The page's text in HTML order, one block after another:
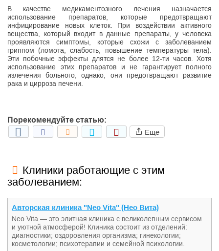
В качестве медикаментозного лечения назначается
использование препаратов, которые предотвращают
инфицирование новых клеток. При воздействии активного
вещества, который входит в данные препараты, у человека
проявляются симптомы, которые схожи с заболеванием
гриппом (ломота, слабость, повышение температуры тела).
Эти побочные эффекты длятся не более 12-ти часов. Хотя
использование этих препаратов и не гарантирует полного
излечения больного, однако, они предотвращают развитие
рака и цирроза печени.
Порекомендуйте статью:
Еще
Клиники работающие с этим
заболеванием:
Авторская клиника "Neo Vita" (Нео Вита)
Neo Vita — это элитная клиника с великолепным сервисом
и уютной атмосферой! Клиника состоит из отделений:
диагностики; оздоровления организма; гинекологии;
косметологии; психотерапии и семейной психологии.